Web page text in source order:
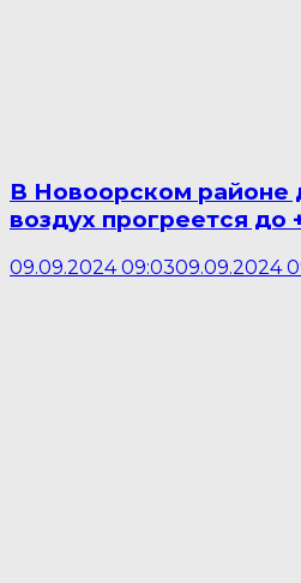
В Новоорском районе
воздух прогреется до
09.09.2024 09:0309.09.2024